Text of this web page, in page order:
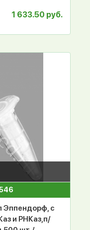
1 633.50 руб.
Эппендорф, с
и РНКаз,п/